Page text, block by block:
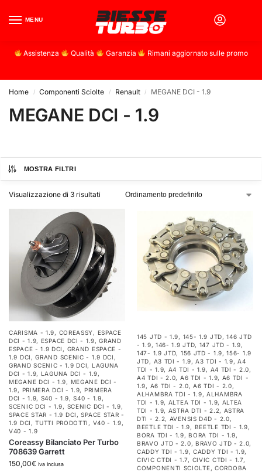
MENU
Assistenza Qualità Garanzia Rimani aggiornato sulle promo
Home / Componenti Sciolte / Renault / MEGANE DCI - 1.9
MEGANE DCI - 1.9
MOSTRA FILTRI
Visualizzazione di 3 risultati
CARISMA - 1.9, COREASSY , ESPACE
DCI - 1.9, ESPACE DCI - 1.9,GRAND
ESPACE - 1.9 DCI , GRAND ESPACE -
1.9 DCI ,GRAND SCENIC - 1.9 DCI ,
GRAND SCENIC - 1.9 DCI, LAGUNA
DCI - 1.9, LAGUNA DCI - 1.9,
MEGANE DCI - 1.9, MEGANE DCI -
1.9, PRIMERA DCI - 1.9, PRIMERA
DCI - 1.9, S40 - 1.9,S40 - 1.9,
SCENIC DCI - 1.9, SCENIC DCI - 1.9,
SPACE STAR - 1.9 DCI ,SPACE STAR -
1.9 DCI ,TUTTI PRODOTTI , V40 - 1.9,
V40 - 1.9
Coreassy Bilanciato Per Turbo
708639 Garrett
150,00€ Iva Inclusa
145 JTD - 1.9, 145- 1.9 JTD,146 JTD
- 1.9, 146- 1.9 JTD, 147 JTD - 1.9,
147- 1.9 JTD, 156 JTD - 1.9,156- 1.9
JTD, A3 TDI - 1.9,A3 TDI - 1.9,A4
TDI - 1.9, A4 TDI - 1.9, A4 TDI - 2.0,
A4 TDI - 2.0, A6 TDI - 1.9, A6 TDI -
1.9, A6 TDI - 2.0,A6 TDI - 2.0,
ALHAMBRA TDI - 1.9,ALHAMBRA
TDI - 1.9, ALTEA TDI - 1.9, ALTEA
TDI - 1.9, ASTRA DTI - 2.2, ASTRA
DTI - 2.2, AVENSIS D4D - 2.0,
BEETLE TDI - 1.9, BEETLE TDI - 1.9,
BORA TDI - 1.9,BORA TDI - 1.9,
BRAVO JTD - 2.0, BRAVO JTD - 2.0,
CADDY TDI - 1.9, CADDY TDI - 1.9,
CIVIC CTDI - 1.7, CIVIC CTDI - 1.7,
COMPONENTI SCIOLTE,CORDOBA